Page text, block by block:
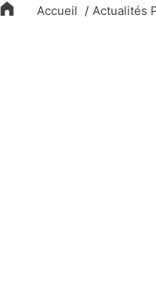
Accueil Actualités